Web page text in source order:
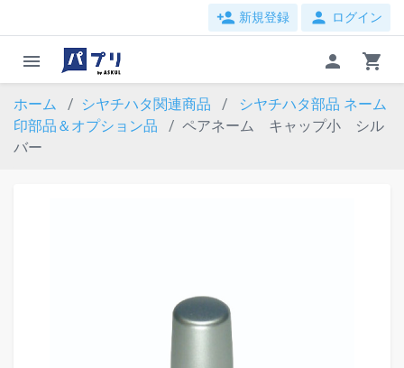
person_add 新規登録 person ログイン
menu person shopping_cart
ホーム シヤチハタ関連商品 シヤチハタ部品 ネーム
印部品＆オプション品
ペアネーム キャップ小 シル
バー